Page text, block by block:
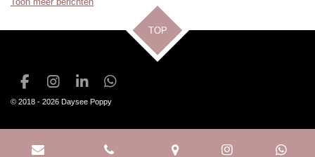
TOP
F
a
e
I
n
t
L
i
k
W
h
t
A
© 2018 - 2026 Daysee Poppy